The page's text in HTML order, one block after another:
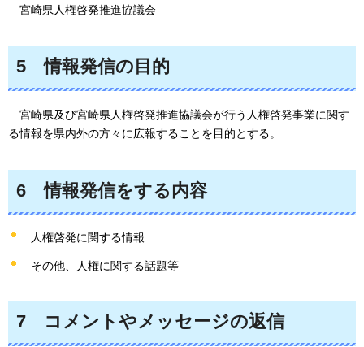
宮崎県人権啓発推進協議会
5 情報発信の目的
宮崎県及び宮崎県人権啓発推進協議会が行う人権啓発事業に関す
る情報を県内外の方々に広報することを目的とする。
6 情報発信をする内容
人権啓発に関する情報
その他、人権に関する話題等
7 コメント やメッセージの返信